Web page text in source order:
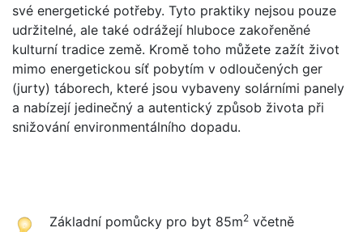
své energetické potřeby. Tyto praktiky nejsou pouze
udržitelné, ale také odrážejí hluboce zakořeněné
kulturní tradice země. Kromě toho můžete zažít život
mimo energetickou síť pobytím v odloučených ger
(jurty) táborech, které jsou vybaveny solárními panely
a nabízejí jedinečný a autentický způsob života při
snižování environmentálního dopadu.
Základní pomůcky pro byt 85m2 včetně